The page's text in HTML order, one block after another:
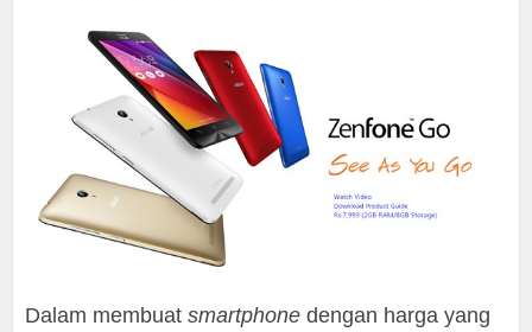
Dalam membuatsmartphone dengan harga yang